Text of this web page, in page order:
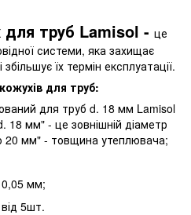
для труб Lamisol - це
системи, яка захищає
збільшує їх термін експлуатації.
для труб:
для труб d. 18 мм Lamisol
мм" - це зовнішній діаметр
20 мм" - товщина утеплювача;
мм;
5шт.